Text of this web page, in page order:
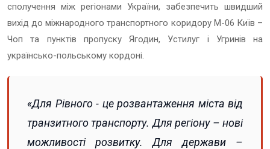
сполучення між регіонами України, забезпечить швидший
вихід до міжнародного транспортного коридору М-06 Київ –
Чоп та пунктів пропуску Ягодин, Устилуг і Угринів на
українсько-польському кордоні.
«Для Рівного - це розвантаження міста від
транзитного транспорту. Для регіону – нові
можливості розвитку. Для держави –